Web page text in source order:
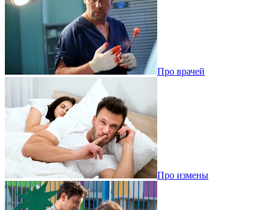
Про врачей
Про измены